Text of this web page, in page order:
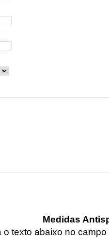
Medidas
o texto abaixo no